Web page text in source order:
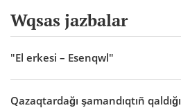
Wqsas jazbalar
"El erkesi – Esenqwl"
Qazaqtardağı şamandıqtıñ qaldığı